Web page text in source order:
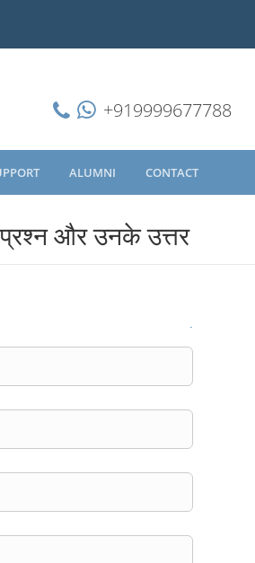
+919999677788
ALUMNI CONTACT
और उनके उत्तर